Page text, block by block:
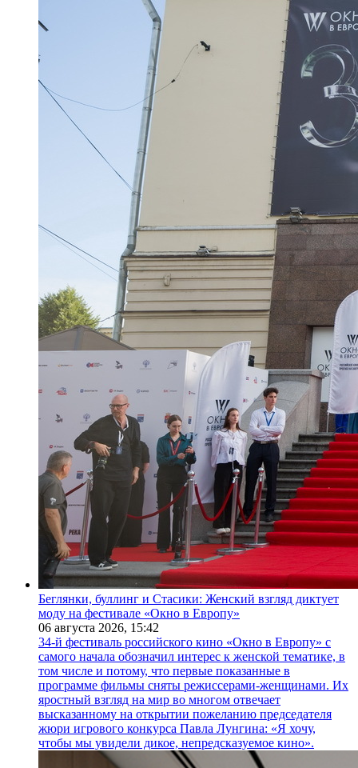
Беглянки, буллинг и Стасики: Женский взгляд диктует
моду на фестивале «Окно в Европу»
06 августа 2026, 15:42
34-й фестиваль российского кино «Окно в Европу» с
самого начала обозначил интерес к женской тематике, в
том числе и потому, что первые показанные в
программе фильмы сняты режиссерами-женщинами. Их
яростный взгляд на мир во многом отвечает
высказанному на открытии пожеланию председателя
жюри игрового конкурса Павла Лунгина: «Я хочу,
чтобы мы увидели дикое, непредсказуемое кино».